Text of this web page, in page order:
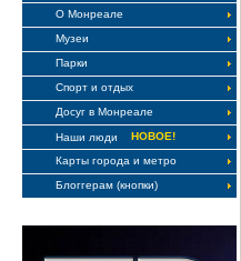
О Монреале
Музеи
Парки
Спорт и отдых
Досуг в Монреале
Наши люди
НОВОЕ!
Карты города и метро
Блоггерам (кнопки)